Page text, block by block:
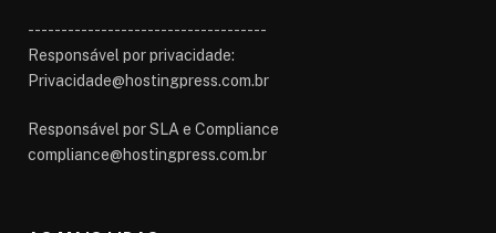
------------------------------------
Responsável por privacidade:
Privacidade@hostingpress.com.br
Responsável por SLA e Compliance
compliance@hostingpress.com.br